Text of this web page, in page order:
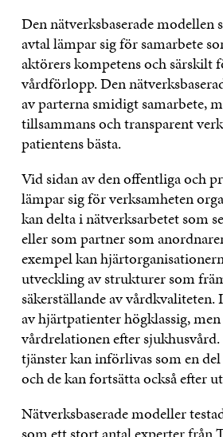
Den nätverksbaserade modellen
avtal lämpar sig för samarbete
aktörers kompetens och särskilt
vårdförlopp. Den
av parterna smidigt samarbete,
tillsammans och transparent
patientens bästa.
Vid sidan av den offentliga och
lämpar sig för verksamheten
kan delta i nätverksarbetet som
eller som partner som
exempel kan
utveckling av strukturer som
säkerställande av vårdkvaliteten.
av hjärtpatienter högklassig,
vårdrelationen efter
tjänster kan införlivas som en
och de kan fortsätta också efter
Nätverksbaserade modeller